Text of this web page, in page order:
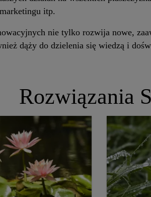
itp.
nie tylko rozwija nowe,
dąży do dzielenia się wiedzą i
Rozwiązania